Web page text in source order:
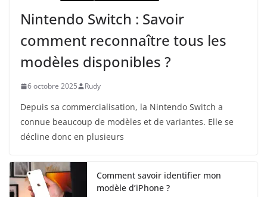
Nintendo Switch : Savoir
comment reconnaître tous les
modèles disponibles ?
6 octobre 2025 Rudy
Depuis sa commercialisation, la Nintendo Switch a
connue beaucoup de modèles et de variantes. Elle se
décline donc en plusieurs
Comment savoir identifier mon
modèle d’iPhone ?